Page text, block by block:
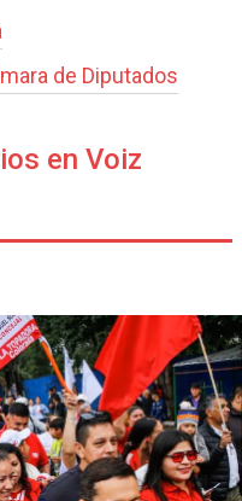
de Diputados
en Voiz